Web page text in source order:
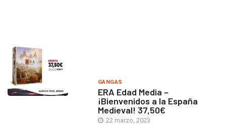
GANGAS
ERA Edad Media –
¡Bienvenidos a la España
Medieval! 37,50€
22 marzo, 2023